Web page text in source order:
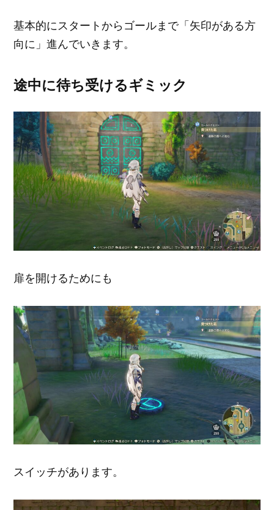
基本的にスタートからゴールまで「矢印がある方
向に」進んでいきます。
途中に待ち受けるギミック
扉を開けるためにも
スイッチがあります。